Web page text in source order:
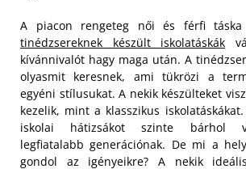
A piacon rengeteg női és férfi
tinédzsereknek készült iskolatáskák
kívánnivalót hagy maga után. A
olyasmit keresnek, ami tükrözi a
egyéni stílusukat. A nekik készülteket
kezelik, mint a klasszikus
iskolai hátizsákot szinte bárhol
legfiatalabb generációnak. De mi a
gondol az igényeikre? A nekik